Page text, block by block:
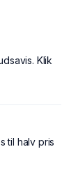
Klik
til halv pris